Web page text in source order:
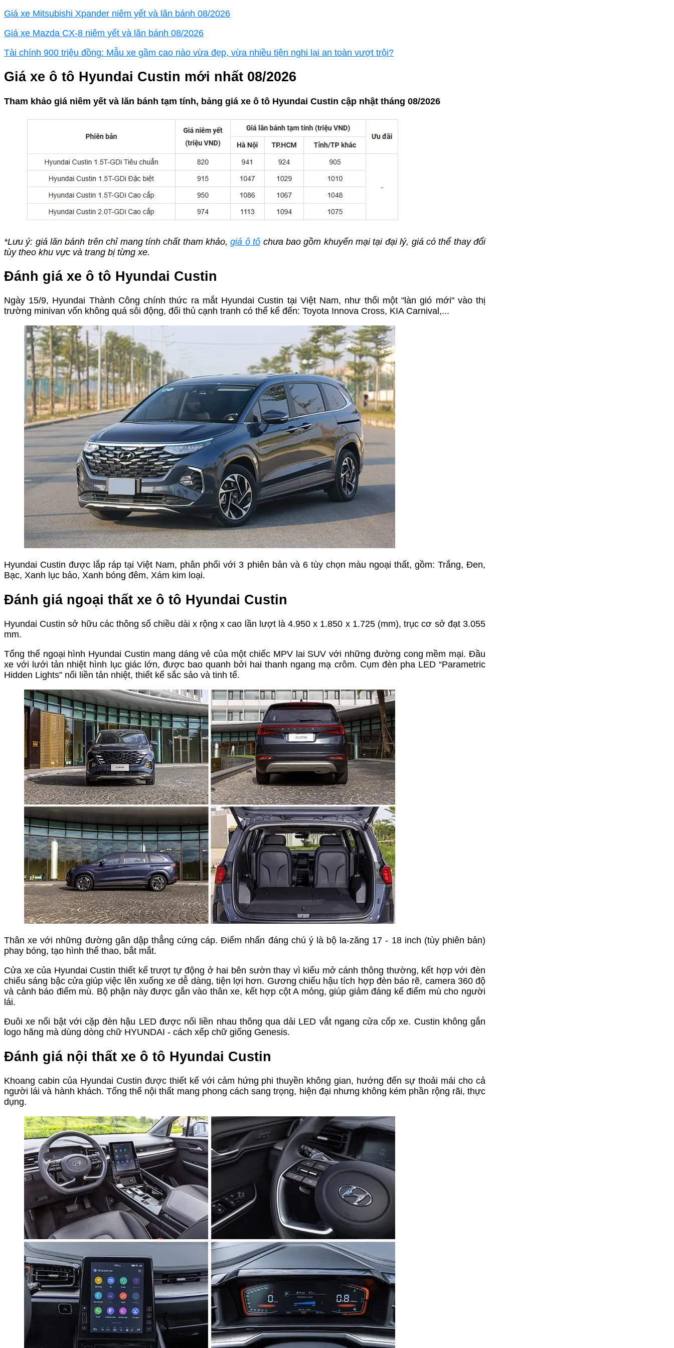
Giá xe Mitsubishi Xpander niêm yết và lăn bánh 08/2026
Giá xe Mazda CX-8 niêm yết và lăn bánh 08/2026
Tài chính 900 triệu đồng: Mẫu xe gầm cao nào vừa đẹp, vừa nhiều tiện nghi lại an toàn vượt trội?
Giá xe ô tô Hyundai Custin mới nhất 08/2026
Tham khảo giá niêm yết và lăn bánh tạm tính, bảng giá xe ô tô Hyundai Custin cập nhật tháng 08/2026
*Lưu ý: giá lăn bánh trên chỉ mang tính chất tham khảo,giá ô tô chưa bao gồm khuyến mại tại đại lý, giá có thể thay đổi
tùy theo khu vực và trang bị từng xe.
Đánh giá xe ô tô Hyundai Custin
Ngày 15/9, Hyundai Thành Công chính thức ra mắt Hyundai Custin tại Việt Nam, như thổi một "làn gió mới" vào thị
trường minivan vốn không quá sôi động, đối thủ cạnh tranh có thể kể đến: Toyota Innova Cross, KIA Carnival,...
Hyundai Custin được lắp ráp tại Việt Nam, phân phối với 3 phiên bản và 6 tùy chọn màu ngoại thất, gồm: Trắng, Đen,
Bạc, Xanh lục bảo, Xanh bóng đêm, Xám kim loại.
Đánh giá ngoại thất xe ô tô Hyundai Custin
Hyundai Custin sở hữu các thông số chiều dài x rộng x cao lần lượt là 4.950 x 1.850 x 1.725 (mm), trục cơ sở đạt 3.055
mm.
Tổng thể ngoại hình Hyundai Custin mang dáng vẻ của một chiếc MPV lai SUV với những đường cong mềm mại. Đầu
xe với lưới tản nhiệt hình lục giác lớn, được bao quanh bởi hai thanh ngang mạ crôm. Cụm đèn pha LED “Parametric
Hidden Lights” nối liền tản nhiệt, thiết kế sắc sảo và tinh tế.
Thân xe với những đường gân dập thẳng cứng cáp. Điểm nhấn đáng chú ý là bộ la-zăng 17 - 18 inch (tùy phiên bản)
phay bóng, tạo hình thể thao, bắt mắt.
Cửa xe của Hyundai Custin thiết kế trượt tự động ở hai bên sườn thay vì kiểu mở cánh thông thường, kết hợp với đèn
chiếu sáng bậc cửa giúp việc lên xuống xe dễ dàng, tiện lợi hơn. Gương chiếu hậu tích hợp đèn báo rẽ, camera 360 độ
và cảnh báo điểm mù. Bộ phận này được gắn vào thân xe, kết hợp cột A mỏng, giúp giảm đáng kể điểm mù cho người
lái.
Đuôi xe nổi bật với cặp đèn hậu LED được nối liền nhau thông qua dải LED vắt ngang cửa cốp xe. Custin không gắn
logo hãng mà dùng dòng chữ HYUNDAI - cách xếp chữ giống Genesis.
Đánh giá nội thất xe ô tô Hyundai Custin
Khoang cabin của Hyundai Custin được thiết kế với cảm hứng phi thuyền không gian, hướng đến sự thoải mái cho cả
người lái và hành khách. Tổng thể nội thất mang phong cách sang trọng, hiện đại nhưng không kém phần rộng rãi, thực
dụng.